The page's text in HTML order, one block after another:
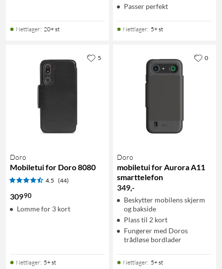
Nettlager: 20+ st
Passer perfekt
Nettlager: 5+ st
Doro
Mobiletui for Doro 8080
4.5 (44)
30990
Lomme for 3 kort
Nettlager: 5+ st
5
Doro
mobiletui for Aurora A11
smarttelefon
349,-
Beskytter mobilens skjerm
og bakside
Plass til 2 kort
Fungerer med Doros
trådløse bordlader
Nettlager: 5+ st
0